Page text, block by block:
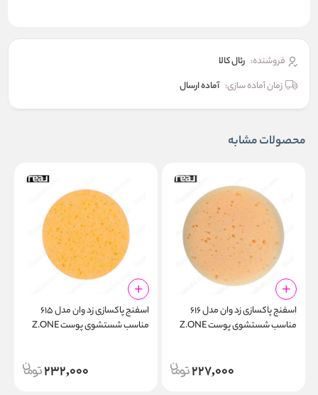
فروشنده: رئال كالا
زمان آماده سازی: آماده ارسال
محصولات مشابه
اسفنج پاکسازی زد وان مدل ۶۱۶
مناسب شستشوی پوست Z.ONE
227,000
اسفنج پاکسازی زد وان مدل ۶۱۵
مناسب شستشوی پوست Z.ONE
232,000